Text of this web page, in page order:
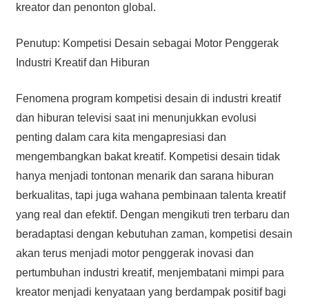
kreator dan penonton global.
Penutup: Kompetisi Desain sebagai Motor Penggerak
Industri Kreatif dan Hiburan
Fenomena program kompetisi desain di industri kreatif
dan hiburan televisi saat ini menunjukkan evolusi
penting dalam cara kita mengapresiasi dan
mengembangkan bakat kreatif. Kompetisi desain tidak
hanya menjadi tontonan menarik dan sarana hiburan
berkualitas, tapi juga wahana pembinaan talenta kreatif
yang real dan efektif. Dengan mengikuti tren terbaru dan
beradaptasi dengan kebutuhan zaman, kompetisi desain
akan terus menjadi motor penggerak inovasi dan
pertumbuhan industri kreatif, menjembatani mimpi para
kreator menjadi kenyataan yang berdampak positif bagi